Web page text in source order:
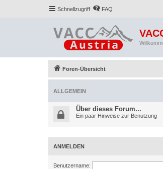
Schnellzugriff FAQ
Foren-Übersicht
ALLGEMEIN
Über dieses Forum...
Ein paar Hinweise zur Benutzung
ANMELDEN
Benutzername: